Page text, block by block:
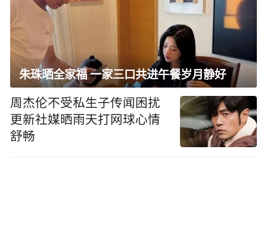
朱珠晒全家福 一家三口共进午餐岁月静好
周杰伦不受私生子传闻困扰
更新社媒晒雨天打网球心情
舒畅